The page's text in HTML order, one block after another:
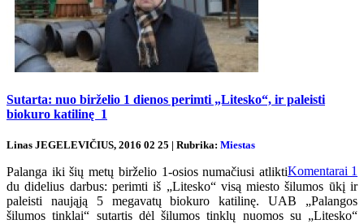
Sutarta: nuo birželio 1 dienos perimti „Litesko“, ir paleisti
biokuro katilinę 1
Linas JEGELEVIČIUS, 2016 02 25 | Rubrika: Miestas
Komentarai 1
Palanga iki šių metų birželio 1-osios numačiusi atlikti
du didelius darbus: perimti iš „Litesko“ visą miesto šilumos ūkį ir
paleisti naująją 5 megavatų biokuro katilinę. UAB „Palangos
šilumos tinklai“ sutartis dėl šilumos tinklų nuomos su „Litesko“